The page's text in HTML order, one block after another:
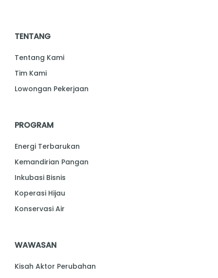
TENTANG
Tentang Kami
Tim Kami
Lowongan Pekerjaan
PROGRAM
Energi Terbarukan
Kemandirian Pangan
Inkubasi Bisnis
Koperasi Hijau
Konservasi Air
WAWASAN
Kisah Aktor Perubahan